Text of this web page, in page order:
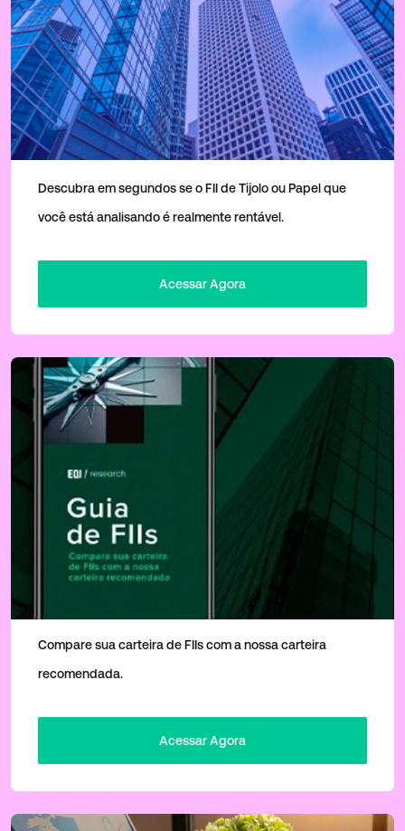
Checklist para Avaliação de FIIs
Descubra em segundos se o FII de Tijolo ou Papel que
você está analisando é realmente rentável.
Acessar Agora
Guia de FIIs
Compare sua carteira de FIIs com a nossa carteira
recomendada.
Acessar Agora